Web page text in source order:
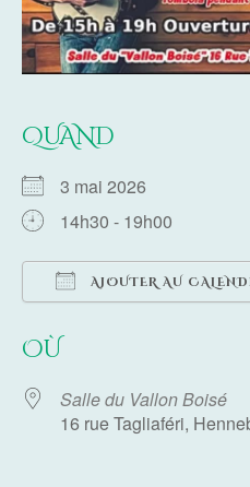
QUAND
3 mai 2026
14h30 - 19h00
AJOUTER AU
OÙ
Salle du Vallon Boisé
16 rue Tagliaféri,